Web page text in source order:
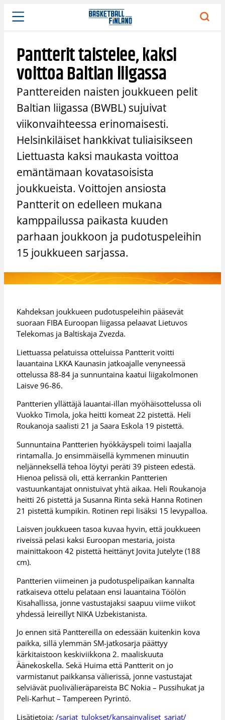
Siirry
sisältöön
Pantterit taistelee, kaksi
voittoa Baltian liigassa
Panttereiden naisten joukkueen pelit
Baltian liigassa (BWBL) sujuivat
viikonvaihteessa erinomaisesti.
Helsinkiläiset hankkivat tuliaisikseen
Liettuasta kaksi maukasta voittoa
emäntämaan kovatasoisista
joukkueista. Voittojen ansiosta
Pantterit on edelleen mukana
kamppailussa paikasta kuuden
parhaan joukkoon ja pudotuspeleihin
15 joukkueen sarjassa.
Kahdeksan joukkueen pudotuspeleihin pääsevät
suoraan FIBA Euroopan liigassa pelaavat Lietuvos
Telekomas ja Baltiskaja Zvezda.
Liettuassa pelatuissa otteluissa Pantterit voitti
lauantaina LKKA Kaunasin jatkoajalle venyneessä
ottelussa 88-84 ja sunnuntaina kaatui liigakolmonen
Laisve 96-86.
Pantterien yllättäjä lauantai-illan myöhäisottelussa oli
Vuokko Timola, joka heitti komeat 22 pistettä. Heli
Roukanoja saalisti 21 ja Saara Eskola 19 pistettä.
Sunnuntaina Pantterien hyökkäyspeli toimi laajalla
rintamalla. Jo ensimmäisellä kymmenen minuutin
neljänneksellä tehoa löytyi peräti 39 pisteen edestä.
Hienoa pelissä oli, että kerrankin Pantterien
vastuunkantajat onnistuivat yhtä aikaa. Heli Roukanoja
heitti 26 pistettä ja Susanna Rinta sekä Hanna Rotinen
21 pistettä kumpikin. Rotinen repi lisäksi 15 levypalloa.
Laisven joukkueen tasoa kuvaa hyvin, että joukkueen
riveissä pelasi kaksi Euroopan mestaria, joista
mainittakoon 42 pistettä heittänyt Jovita Jutelyte (188
cm).
Pantterien viimeinen ja pudotuspelipaikan kannalta
ratkaiseva ottelu pelataan ensi lauantaina Töölön
Kisahallissa, jonne vastustajaksi saapuu viime viikot
yhdessä leireillyt NIKA Uzbekistanista.
Jo ennen sitä Panttereilla on edessään kuitenkin kova
paikka, sillä ylemmän SM-jatkosarja päättyy
kärkitaistoon keskiviikkona 2. maaliskuuta
Äänekoskella. Sekä Huima että Pantterit on jo
varmistanut paikkansa välierissä, jonne vastustajat
selviävät puolivälieräpareista BC Nokia – Pussihukat ja
Peli-Karhut – Tampereen Pyrintö.
Lisätietoja:/sarjat_tulokset/kansainvaliset_sarjat/